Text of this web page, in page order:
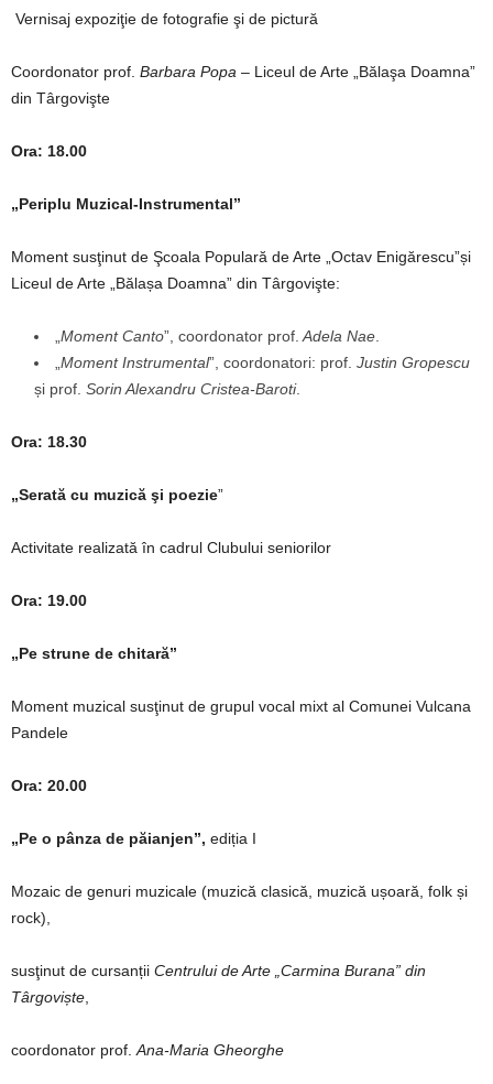
Vernisaj expoziţie de fotografie şi de pictură
Coordonator prof. Barbara Popa – Liceul de Arte „Bălaşa Doamna”
din Târgovişte
Ora: 18.00
„Periplu Muzical-Instrumental”
Moment susţinut de Şcoala Populară de Arte „Octav Enigărescu”și
Liceul de Arte „Bălașa Doamna” din Târgovişte:
Moment Canto”, coordonator prof. Adela Nae
Moment Instrumental”, coordonatori: prof. Justin Gropescu
și prof. Sorin Alexandru Cristea-Baroti.
Ora: 18.30
„Serată cu muzică şi poezie”
Activitate realizată în cadrul Clubului seniorilor
Ora: 19.00
„Pe strune de chitară”
Moment muzical susţinut de grupul vocal mixt al Comunei Vulcana
Pandele
Ora: 20.00
„Pe o pânza de păianjen”, ediția I
Mozaic de genuri muzicale (muzică clasică, muzică ușoară, folk și
rock),
susţinut de cursanții Centrului de Arte „Carmina Burana” din
Târgoviște
coordonator prof. Ana-Maria Gheorghe